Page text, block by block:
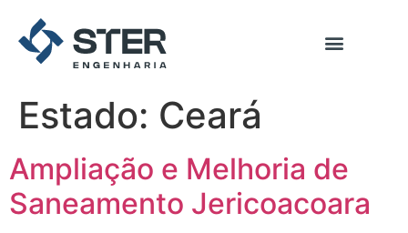
Estado: Ceará
Ampliação e Melhoria de
Saneamento Jericoacoara